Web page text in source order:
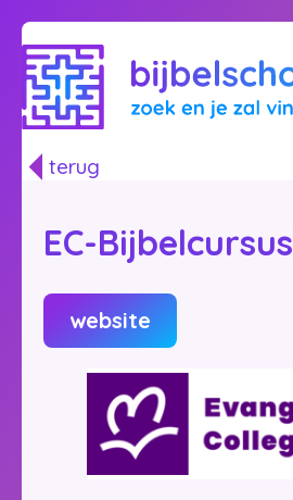
terug
EC-Bijbelcursus
website